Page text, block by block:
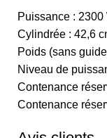
Puissance : 2300
Cylindrée : 42,6
Poids (sans
Niveau de
Contenance
Contenance